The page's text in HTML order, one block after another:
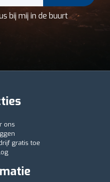
bij mij in de buurt
ons
gratis toe